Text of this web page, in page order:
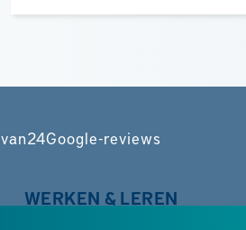
van24Google-reviews
WERKEN & LEREN